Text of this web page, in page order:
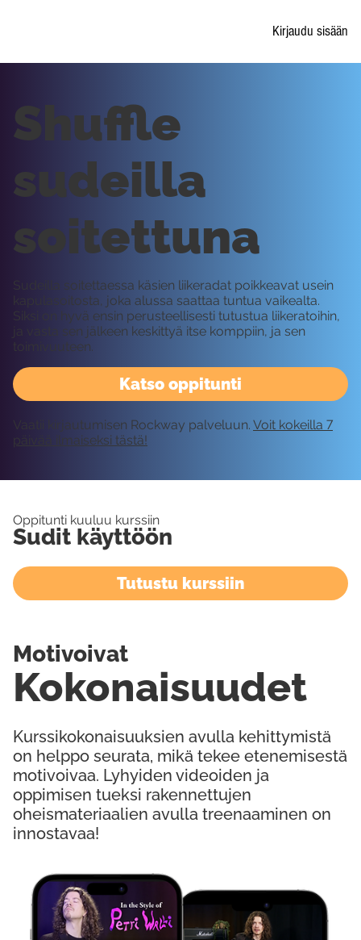
Kirjaudu sisään
Katso oppitunti
Shuffle
sudeilla
soitettuna
Sudeilla soitettaessa käsien liikeradat poikkeavat usein
kapulasoitosta, joka alussa saattaa tuntua vaikealta.
Siksi on hyvä ensin perusteellisesti tutustua liikeratoihin,
ja vasta sen jälkeen keskittyä itse komppiin, ja sen
toimivuuteen.
Vaatii kirjautumisen Rockway palveluun. Voit kokeilla 7
päivää ilmaiseksi tästä!
Oppitunti kuuluu kurssiin
Sudit käyttöön
Tutustu kurssiin
Kurssikokonaisuuksien avulla kehittymistä
on helppo seurata, mikä tekee etenemisestä
motivoivaa. Lyhyiden videoiden ja
oppimisen tueksi rakennettujen
oheismateriaalien avulla treenaaminen on
innostavaa!
Kokonaisuudet
Motivoivat